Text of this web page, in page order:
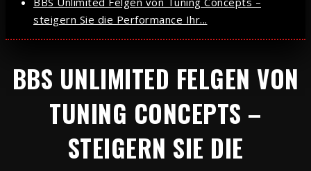
steigern Sie die Performance Ihr...
BBS UNLIMITED FELGEN VON
TUNING CONCEPTS –
STEIGERN SIE DIE